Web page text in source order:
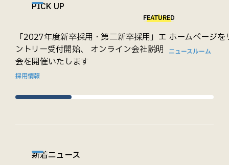
PICK UP
FEATURED
「2027年度新卒採用・第二新卒採用」エ
ントリー受付開始、 オンライン会社説明
会を開催いたします
採用情報
ホームページ
ニュースルーム
新着ニュース